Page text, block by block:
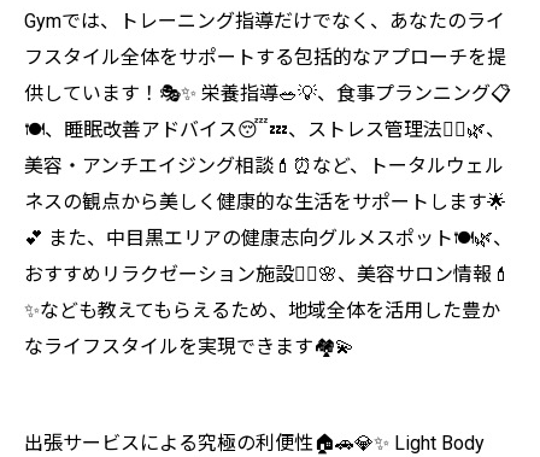
Gymでは、トレーニング指導だけでなく、あなたのライ
フスタイル全体をサポートする包括的なアプローチを提
供しています！🎭✨ 栄養指導🥗💡、食事プランニング📋
🍽️、睡眠改善アドバイス😴💤、ストレス管理法🧘‍♀️🌿、
美容・アンチエイジング相談💄⏰など、トータルウェル
ネスの観点から美しく健康的な生活をサポートします🌟
💕 また、中目黒エリアの健康志向グルメスポット🍽️🌿、
おすすめリラクゼーション施設💆‍♀️🌸、美容サロン情報💄
✨なども教えてもらえるため、地域全体を活用した豊か
なライフスタイルを実現できます🏘️💫
出張サービスによる究極の利便性🏠🚗💎✨ Light Body